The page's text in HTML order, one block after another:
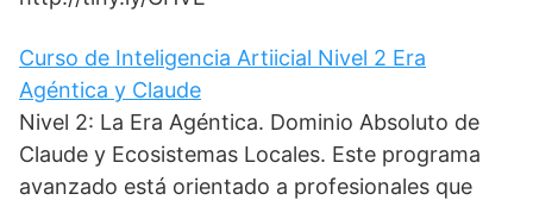
Curso de Inteligencia Artiicial Nivel 2 Era
Agéntica y Claude
Nivel 2: La Era Agéntica. Dominio Absoluto de
Claude y Ecosistemas Locales. Este programa
avanzado está orientado a profesionales que